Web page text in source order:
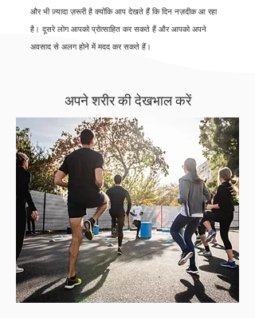
और भी ज़्यादा ज़रूरी है क्योंकि आप देखते हैं कि दिन नज़दीक आ रहा
है। दूसरे लोग आपको प्रोत्साहित कर सकते हैं और आपको अपने
अवसाद से अलग होने में मदद कर सकते हैं।
अपने शरीर की देखभाल करें